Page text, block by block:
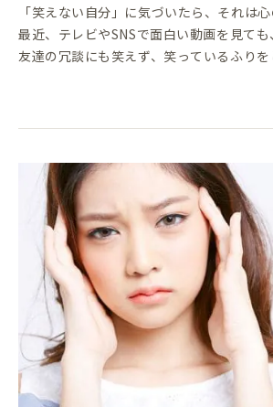
「笑えない自分」に気づいたら、それは
最近、テレビやSNSで面白い動画を見ても
友達の冗談にも笑えず、笑っているふり
とそんな自分に気づいたとき、少し不安